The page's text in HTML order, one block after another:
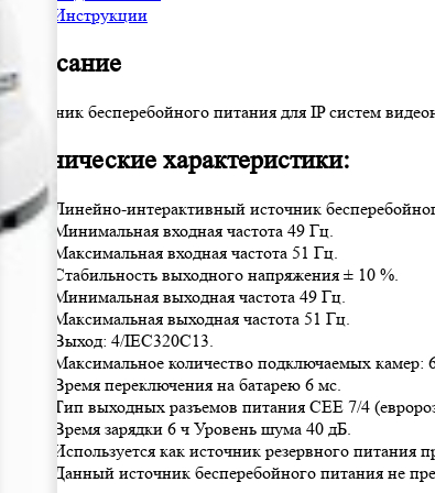
Инструкции
Описание
Источник бесперебойного питания для IP систем
Технические характеристики:
Линейно-интерактивный источник
Минимальная входная частота 49 Гц.
Максимальная входная частота 51 Гц.
Стабильность выходного напряжения ± 10 %.
Минимальная выходная частота 49 Гц.
Максимальная выходная частота 51 Гц.
Выход: 4/IEC320C13.
Максимальное количество подключаемых камер:
Время переключения на батарею 6 мс.
Тип выходных разъемов питания CEE 7/4
Время зарядки 6 ч Уровень шума 40 дБ.
Используется как источник резервного питания
Данный источник бесперебойного питания не